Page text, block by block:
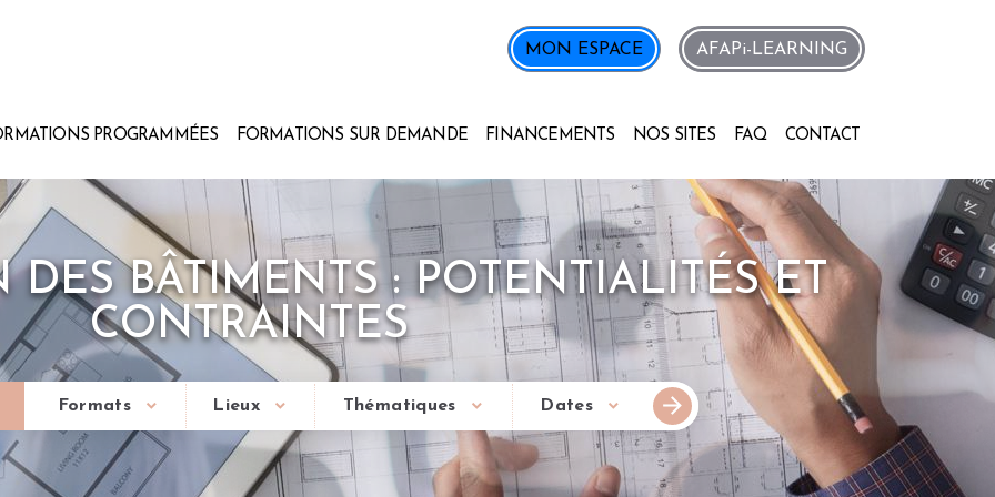
MON ESPACE AFAPi-LEARNING
PROGRAMMÉES FORMATIONS SUR DEMANDE FINANCEMENTS NOS SITES FAQ CONTACT
DES BÂTIMENTS : POTENTIALITÉS ET
CONTRAINTES
Formats Lieux Thématiques Dates